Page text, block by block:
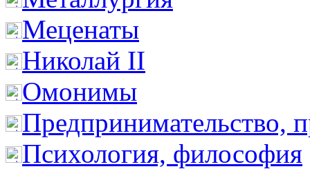
Меценаты
Николай II
Омонимы
Предпринимательство,
Психология, философия